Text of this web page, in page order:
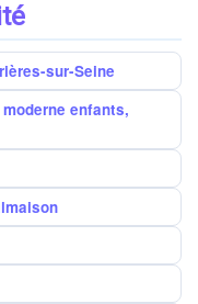
sur-Seine
enfants,